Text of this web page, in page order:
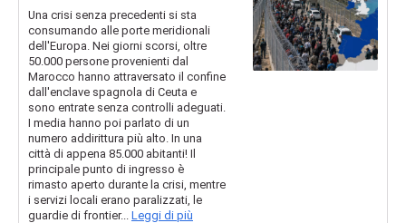
all'UE di mettere
subito in sicurezza
il confine europeo
Una crisi senza precedenti si sta
consumando alle porte meridionali
dell'Europa. Nei giorni scorsi, oltre
50.000 persone provenienti dal
Marocco hanno attraversato il confine
dall'enclave spagnola di Ceuta e
sono entrate senza controlli adeguati.
I media hanno poi parlato di un
numero addirittura più alto. In una
città di appena 85.000 abitanti! Il
principale punto di ingresso è
rimasto aperto durante la crisi, mentre
i servizi locali erano paralizzati, le
guardie di frontier... Leggi di più